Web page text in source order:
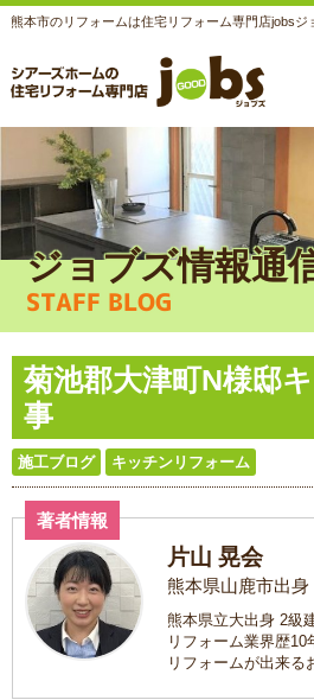
熊本市のリフォームは住宅リフォーム専門店jobsジ
ジョブズ情報通
STAFF BLOG
菊池郡大津町N様邸
事
施工ブログ キッチンリフォーム
著者情報
片山 晃会
熊本県山鹿市出身
熊本県立大出身 2級
リフォーム業界歴10
リフォームが出来る